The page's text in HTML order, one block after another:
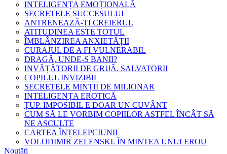
INTELIGENȚA EMOȚIONALĂ
SECRETELE SUCCESULUI
ANTRENEAZĂ-ȚI CREIERUL
ATITUDINEA ESTE TOTUL
ÎMBLÂNZIREA ANXIETĂȚII
CURAJUL DE A FI VULNERABIL
DRAGĂ, UNDE-S BANII?
INVĂȚĂTORII DE GRIJĂ. SALVATORII
COPILUL INVIZIBIL
SECRETELE MINȚII DE MILIONAR
INTELIGENȚA EROTICĂ
ȚUP. IMPOSIBIL E DOAR UN CUVÂNT
CUM SĂ LE VORBIM COPIILOR ASTFEL ÎNCÂT SĂ
NE ASCULTE
CARTEA ÎNȚELEPCIUNII
VOLODIMIR ZELENSKI. ÎN MINTEA UNUI EROU
Noutăți